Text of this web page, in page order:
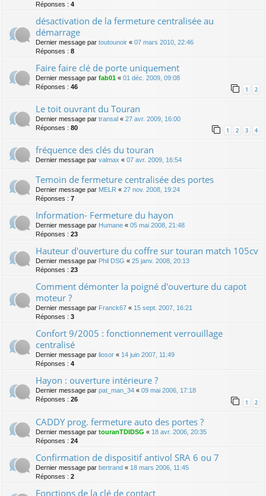
Réponses : 4
désactivation de la fermeture centralisée au
démarrage
Dernier message par toutounoir « 07 mars 2010, 22:46
Réponses : 8
Faire faire clé de porte uniquement
Dernier message par fab01 « 01 déc. 2009, 09:08
Réponses : 46 1 2
Le toit ouvrant du Touran
Dernier message par transal « 27 avr. 2009, 16:00
Réponses : 80 1 2 3 4
fréquence des clés du touran
Dernier message par valmax « 07 avr. 2009, 16:54
Temoin de fermeture centralisée des portes
Dernier message par MELR « 27 nov. 2008, 19:24
Réponses : 7
Information- Fermeture du hayon
Dernier message par Humane « 05 mai 2008, 21:48
Réponses : 23
Hauteur d'ouverture du coffre sur touran match 105cv
Dernier message par Phil DSG « 25 janv. 2008, 20:13
Réponses : 23
Comment démonter la poigné d'ouverture du capot
moteur ?
Dernier message par Franck67 « 15 sept. 2007, 16:21
Réponses : 3
Confort 9/2005 : fonctionnement verrouillage
centralisé
Dernier message par liosor « 14 juin 2007, 11:49
Réponses : 4
Hayon : ouverture intérieure ?
Dernier message par pat_man_34 « 09 mai 2006, 17:18
Réponses : 26 1 2
CADDY prog. fermeture auto des portes ?
Dernier message par touranTDIDSG « 18 avr. 2006, 20:35
Réponses : 24
Confirmation de dispositif antivol SRA 6 ou 7
Dernier message par bertrand « 18 mars 2006, 11:45
Réponses : 2
Fonctions de la clé de contact